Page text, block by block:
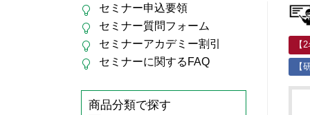
【
【
セミナー申込要領
セミナー質問フォーム
セミナーアカデミー割引
セミナーに関するFAQ
商品分類で探す